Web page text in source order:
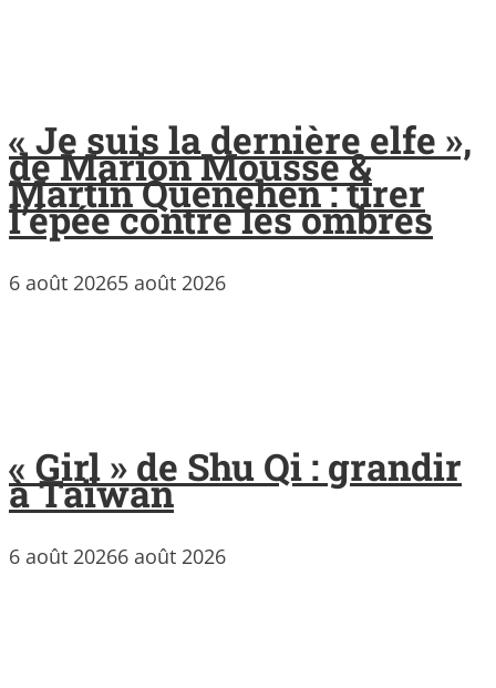
« Je suis la dernière elfe »,
de Marion Mousse &
Martin Quenehen : tirer
l’épée contre les ombres
6 août 20265 août 2026
« Girl » de Shu Qi : grandir
à Taïwan
6 août 20266 août 2026